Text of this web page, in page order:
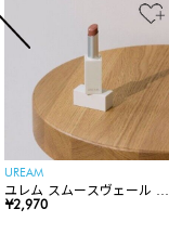
UREAM
ユレム スムースヴェール リ
ップスティック
¥2,970